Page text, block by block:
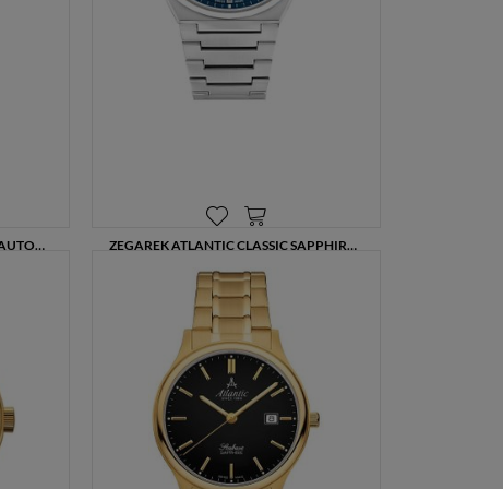
ZEGAREK MĘSKI CASIO EDIFICE AUTOMATIC CARBON DIAL EFK-200CD-1AER 38 MM ZEGAREK ATLANTIC CLASSIC SAPPHIRE 58366.41.51 MĘSKI ZEGAREK SWISS MADE Z NIEBIESKĄ TARCZĄ
1800,00 zł 1386,00 zł